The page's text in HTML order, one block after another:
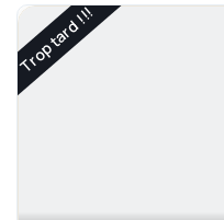
Trop tard !!!